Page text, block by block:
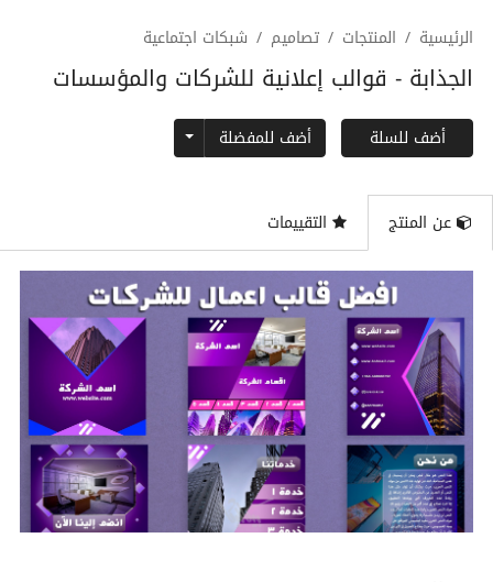
الرئيسية المنتجات تصاميم شبكات اجتماعية
الجذابة - قوالب إعلانية للشركات والمؤسسات
أضف للسلة أضف للمفضلة Toggle Dropdown
عن المنتج التقييمات